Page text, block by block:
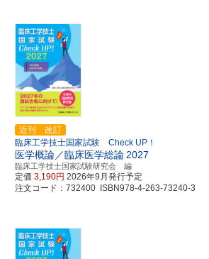
近刊 改訂
臨床工学技士国家試験 Check UP！
医学概論／臨床医学総論2027
臨床工学技士国家試験研究会 編
定価3,190円 2026年9月発行予定
注文コード：732400 ISBN978-4-263-73240-3